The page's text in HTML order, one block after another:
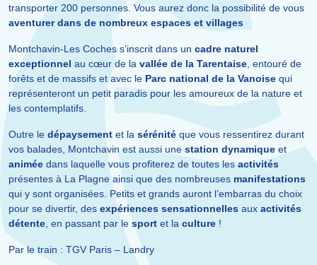
transporter 200 personnes. Vous aurez donc la possibilité de vous
aventurer dans de nombreux espaces et villages
Montchavin-Les Coches s’inscrit dans un cadre naturel
exceptionnel au cœur de la vallée de la Tarentaise, entouré de
forêts et de massifs et avec le Parc national de la Vanoise qui
représenteront un petit paradis pour les amoureux de la nature et
les contemplatifs.
Outre le dépaysement et la sérénité que vous ressentirez durant
vos balades, Montchavin est aussi une station dynamique et
animée dans laquelle vous profiterez de toutes lesactivités
présentes à La Plagne ainsi que des nombreuses manifestations
qui y sont organisées. Petits et grands auront l’embarras du choix
pour se divertir, des expériences sensationnelles aux activités
détente, en passant par le sport et la culture !
Par le train : TGV Paris – Landry